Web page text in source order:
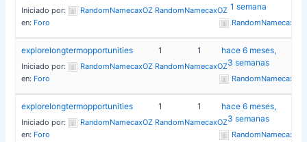
Iniciado por:
RandomNamecaxOZ RandomNamecaxOZ
en: Foro
1 semana
explorelongtermopportunities
Iniciado por:
RandomNamecaxOZ RandomNamecaxOZ
en: Foro
1 1
hace 6 meses,
3 semanas
explorelongtermopportunities
Iniciado por:
RandomNamecaxOZ RandomNamecaxOZ
en: Foro
1 1
hace 6 meses,
3 semanas